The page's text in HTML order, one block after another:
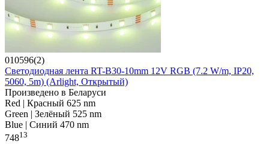
010596(2)
Светодиодная лента RT-B30-10mm 12V RGB (7.2 W/m, IP20,
5060, 5m) (Arlight, Открытый)
Произведено в Беларуси
Red | Красный 625 nm
Green | Зелёный 525 nm
Blue | Синий 470 nm
74813